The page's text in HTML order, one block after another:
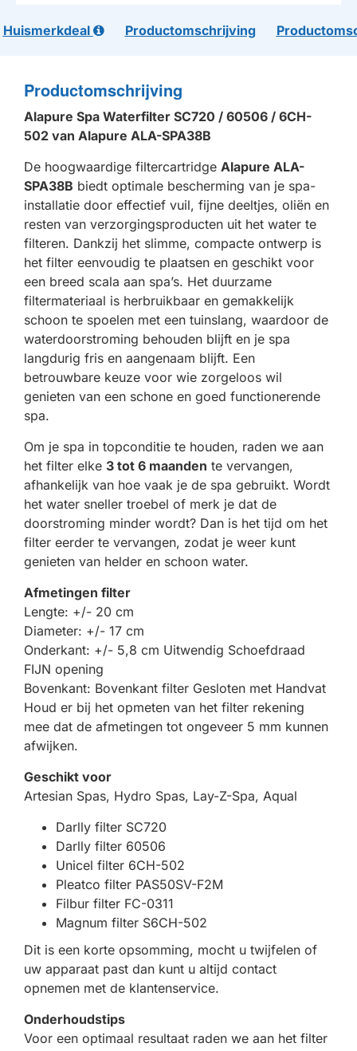
Huismerkdeal Productomschrijving
Productomschrijving
Alapure Spa Waterfilter SC720 / 60506 / 6CH-
502 van Alapure ALA-SPA38B
De hoogwaardige filtercartridge Alapure ALA-
SPA38B biedt optimale bescherming van je spa-
installatie door effectief vuil, fijne deeltjes, oliën en
resten van verzorgingsproducten uit het water te
filteren. Dankzij het slimme, compacte ontwerp is
het filter eenvoudig te plaatsen en geschikt voor
een breed scala aan spa’s. Het duurzame
filtermateriaal is herbruikbaar en gemakkelijk
schoon te spoelen met een tuinslang, waardoor de
waterdoorstroming behouden blijft en je spa
langdurig fris en aangenaam blijft. Een
betrouwbare keuze voor wie zorgeloos wil
genieten van een schone en goed functionerende
spa.
Om je spa in topconditie te houden, raden we aan
het filter elke 3 tot 6 maanden te vervangen,
afhankelijk van hoe vaak je de spa gebruikt. Wordt
het water sneller troebel of merk je dat de
doorstroming minder wordt? Dan is het tijd om het
filter eerder te vervangen, zodat je weer kunt
genieten van helder en schoon water.
Afmetingen filter
Lengte: +/- 20 cm
Diameter: +/- 17 cm
Onderkant: +/- 5,8 cm Uitwendig Schoefdraad
FIJN opening
Bovenkant: Bovenkant filter Gesloten met Handvat
Houd er bij het opmeten van het filter rekening
mee dat de afmetingen tot ongeveer 5 mm kunnen
afwijken.
Geschikt voor
Artesian Spas, Hydro Spas, Lay-Z-Spa, Aqual
Darlly filter SC720
Darlly filter 60506
Unicel filter 6CH-502
Pleatco filter PAS50SV-F2M
Filbur filter FC-0311
Magnum filter S6CH-502
Dit is een korte opsomming, mocht u twijfelen of
uw apparaat past dan kunt u altijd contact
opnemen met de klantenservice.
Onderhoudstips
Voor een optimaal resultaat raden we aan het filter